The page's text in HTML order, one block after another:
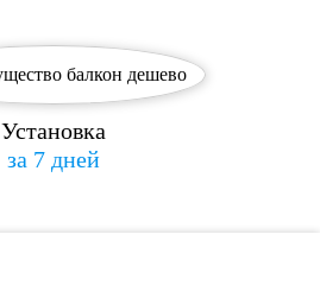
Установка
за 7 дней